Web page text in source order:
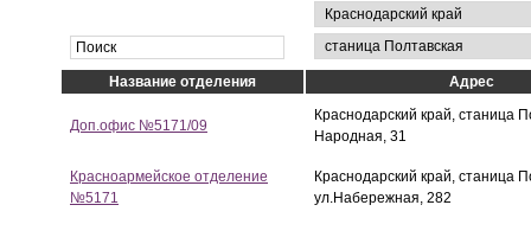
Название отделения Адрес
Доп.офис №5171/09
Краснодарский край, станица
Народная, 31
Красноармейское отделение
№5171
Краснодарский край, станица
ул.Набережная, 282